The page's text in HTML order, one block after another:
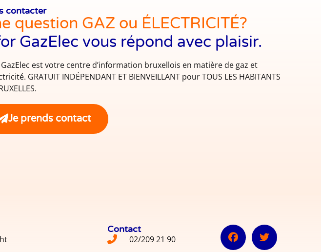
contacter
question GAZ ou ÉLECTRICITÉ?
GazElec vous répond avec plaisir.
est votre centre d’information bruxellois en matière de gaz et
GRATUIT INDÉPENDANT ET BIENVEILLANT pour TOUS LES HABITANTS
Je prends contact
Contact
02/209 21 90